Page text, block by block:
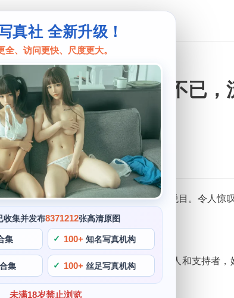
真社 全新升级！
全、访问更快、尺度更大。
收集并发布8371212张高清原图
集 100+ 知名写真机构
合集 100+ 丝足写真机构
未满18岁禁止浏览
美大片，令人惊叹不已，
531
漫，草莓酱娜微博唯美大片，让人赏心悦目。令人惊
盖了不少经典的漫画，拥有众多粉丝令人和支持者
的克莉丝提娜等。